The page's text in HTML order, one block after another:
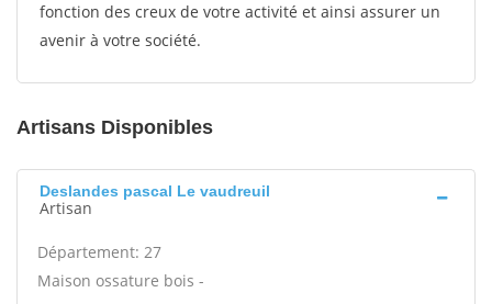
fonction des creux de votre activité et ainsi assurer un
avenir à votre société.
Artisans Disponibles
Deslandes pascal Le vaudreuil
Artisan
Département: 27
Maison ossature bois -